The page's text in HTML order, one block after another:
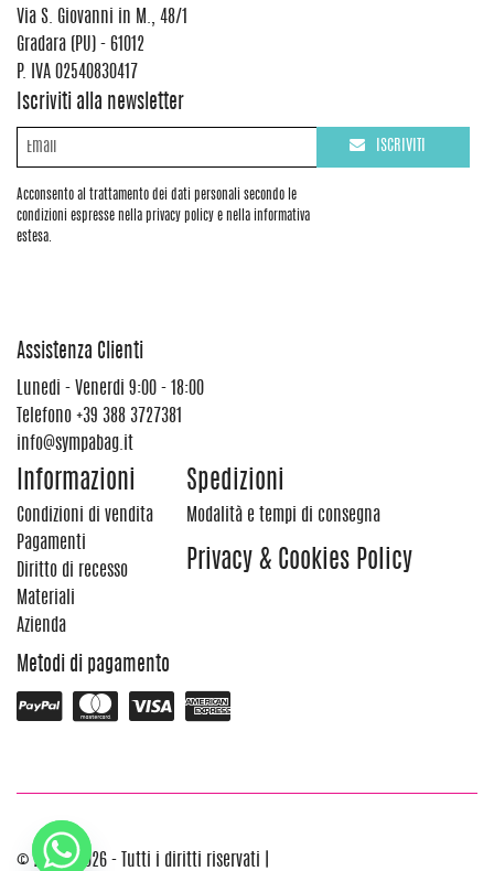
Via S. Giovanni in M., 48/1
Gradara (PU) - 61012
P. IVA 02540830417
Iscriviti alla newsletter
Acconsento al trattamento dei dati personali secondo le
condizioni espresse nella privacy policy e nella informativa
estesa.
ISCRIVITI
Assistenza Clienti
Lunedi - Venerdi 9:00 - 18:00
Telefono +39 388 3727381
info@sympabag.it
Informazioni
Condizioni di vendita
Pagamenti
Diritto di recesso
Materiali
Azienda
Spedizioni
Modalità e tempi di consegna
Privacy & Cookies Policy
Metodi di pagamento
© 2012 - 2026 - Tutti i diritti riservati |